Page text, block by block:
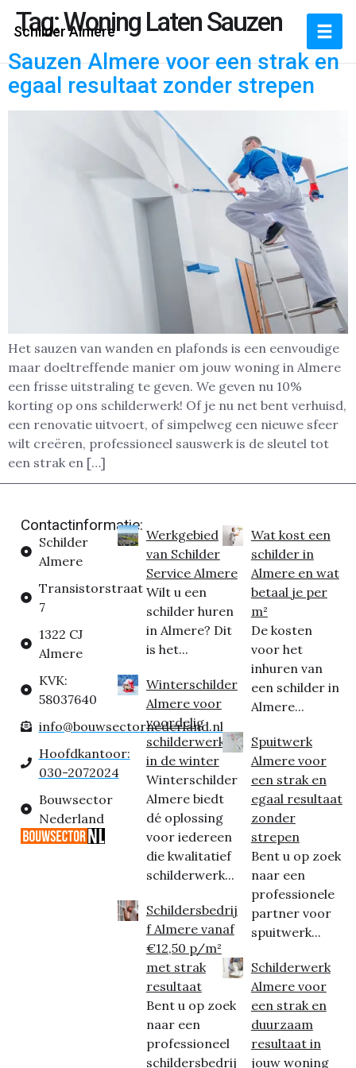
Schilder Almere
Tag:Woning Laten Sauzen
Sauzen Almere voor een strak en
egaal resultaat zonder strepen
Het sauzen van wanden en plafonds is een eenvoudige
maar doeltreffende manier om jouw woning in Almere
een frisse uitstraling te geven. We geven nu 10%
korting op ons schilderwerk! Of je nu net bent verhuisd,
een renovatie uitvoert, of simpelweg een nieuwe sfeer
wilt creëren, professioneel sauswerk is de sleutel tot
een strak en […]
Contactinformatie:
Schilder
Almere
Transistorstraat
7
1322 CJ
Almere
KVK:
58037640
info@bouwsectornederland.nl
Hoofdkantoor:
030-2072024
Bouwsector
Nederland
Werkgebied
van Schilder
Service Almere
Wilt u een
schilder huren
in Almere? Dit
is het...
Winterschilder
Almere voor
voordelig
schilderwerk
in de winter
Winterschilder
Almere biedt
dé oplossing
voor iedereen
die kwalitatief
schilderwerk...
Schildersbedrij
f Almere vanaf
€12,50 p/m²
met strak
resultaat
Bent u op zoek
naar een
professioneel
schildersbedrij
Wat kost een
schilder in
Almere en wat
betaal je per
m²
De kosten
voor het
inhuren van
een schilder in
Almere...
Spuitwerk
Almere voor
een strak en
egaal resultaat
zonder
strepen
Bent u op zoek
naar een
professionele
partner voor
spuitwerk...
Schilderwerk
Almere voor
een strak en
duurzaam
resultaat in
jouw woning